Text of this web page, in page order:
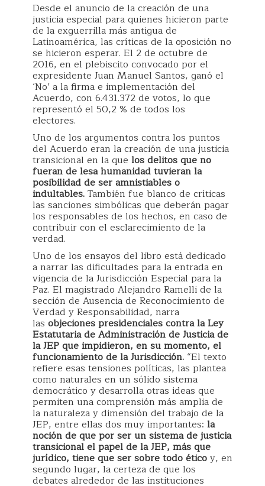
Desde el anuncio de la creación de una
justicia especial para quienes hicieron parte
de la exguerrilla más antigua de
Latinoamérica, las críticas de la oposición no
se hicieron esperar. El 2 de octubre de
2016, en el plebiscito convocado por el
expresidente Juan Manuel Santos, ganó el
‘No’ a la firma e implementación del
Acuerdo, con 6.431.372 de votos, lo que
representó el 50,2 % de todos los
electores.
Uno de los argumentos contra los puntos
del Acuerdo eran la creación de una justicia
transicional en la que los delitos que no
fueran de lesa humanidad tuvieran la
posibilidad de ser amnistiables o
indultables.También fue blanco de críticas
las sanciones simbólicas que deberán pagar
los responsables de los hechos, en caso de
contribuir con el esclarecimiento de la
verdad.
Uno de los ensayos del libro está dedicado
a narrar las dificultades para la entrada en
vigencia de la Jurisdicción Especial para la
Paz. El magistrado Alejandro Ramelli de la
sección de Ausencia de Reconocimiento de
Verdad y Responsabilidad, narra
las objeciones presidenciales contra la Ley
Estatutaria de Administración de Justicia de
la JEP que impidieron, en su momento, el
funcionamiento de la Jurisdicción. “El texto
refiere esas tensiones políticas, las plantea
como naturales en un sólido sistema
democrático y desarrolla otras ideas que
permiten una comprensión más amplia de
la naturaleza y dimensión del trabajo de la
JEP, entre ellas dos muy importantes: la
noción de que por ser un sistema de justicia
transicional el papel de la JEP, más que
jurídico, tiene que ser sobre todo éticoy, en
segundo lugar, la certeza de que los
debates alrededor de las instituciones